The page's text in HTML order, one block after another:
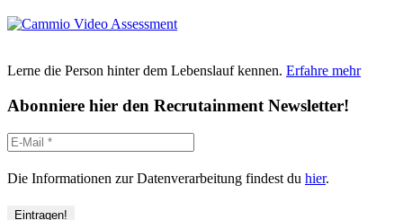
Lerne die Person hinter dem Lebenslauf kennen. Erfahre mehr
Abonniere hier den Recrutainment Newsletter!
Die Informationen zur Datenverarbeitung findest du hier.